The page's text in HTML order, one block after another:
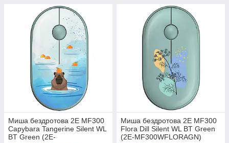
Миша бездротова 2E MF300
Capybara Tangerine Silent WL
BT Green (2E-
Миша бездротова 2E MF300
Flora Dill Silent WL BT Green
(2E-MF300WFLORAGN)